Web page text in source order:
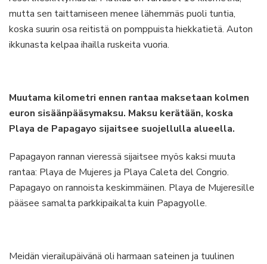
mutta sen taittamiseen menee lähemmäs puoli tuntia,
koska suurin osa reitistä on pomppuista hiekkatietä. Auton
ikkunasta kelpaa ihailla ruskeita vuoria.
Muutama kilometri ennen rantaa maksetaan kolmen
euron sisäänpääsymaksu. Maksu kerätään, koska
Playa de Papagayo sijaitsee suojellulla alueella.
Papagayon rannan vieressä sijaitsee myös kaksi muuta
rantaa: Playa de Mujeres ja Playa Caleta del Congrio.
Papagayo on rannoista keskimmäinen. Playa de Mujeresille
pääsee samalta parkkipaikalta kuin Papagyolle.
Meidän vierailupäivänä oli harmaan sateinen ja tuulinen